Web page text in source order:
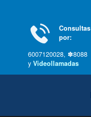
Consultas
por:
6007120028, ✽8088
y Videollamadas